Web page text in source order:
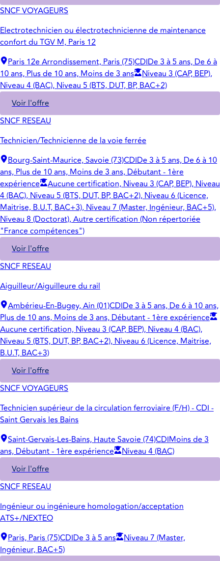
SNCF VOYAGEURS
Electrotechnicien ou électrotechnicienne de maintenance
confort du TGV M, Paris 12
Paris 12e Arrondissement, Paris (75)CDIDe 3 à 5 ans, De 6 à
10 ans, Plus de 10 ans, Moins de 3 ans
Niveau 3 (CAP, BEP),
Niveau 4 (BAC), Niveau 5 (BTS, DUT, BP, BAC+2)
Voir l'offre
SNCF RESEAU
Technicien/Technicienne de la voie ferrée
Bourg-Saint-Maurice, Savoie (73)CDIDe 3 à 5 ans, De 6 à 10
ans, Plus de 10 ans, Moins de 3 ans, Débutant - 1ère
expérience
Aucune certification, Niveau 3 (CAP, BEP), Niveau
4 (BAC), Niveau 5 (BTS, DUT, BP, BAC+2), Niveau 6 (Licence,
Maitrise, B.U.T, BAC+3), Niveau 7 (Master, Ingénieur, BAC+5),
Niveau 8 (Doctorat), Autre certification (Non répertoriée
"France compétences")
Voir l'offre
SNCF RESEAU
Aiguilleur/Aiguilleure du rail
Ambérieu-En-Bugey, Ain (01)CDIDe 3 à 5 ans, De 6 à 10 ans,
Plus de 10 ans, Moins de 3 ans, Débutant - 1ère expérience
Aucune certification, Niveau 3 (CAP, BEP), Niveau 4 (BAC),
Niveau 5 (BTS, DUT, BP, BAC+2), Niveau 6 (Licence, Maitrise,
B.U.T, BAC+3)
Voir l'offre
SNCF VOYAGEURS
Technicien supérieur de la circulation ferroviaire (F/H) - CDI -
Saint Gervais les Bains
Saint-Gervais-Les-Bains, Haute Savoie (74)CDIMoins de 3
ans, Débutant - 1ère expérience
Niveau 4 (BAC)
Voir l'offre
SNCF RESEAU
Ingénieur ou ingénieure homologation/acceptation
ATS+/NEXTEO
Paris, Paris (75)CDIDe 3 à 5 ans
Niveau 7 (Master,
Ingénieur, BAC+5)